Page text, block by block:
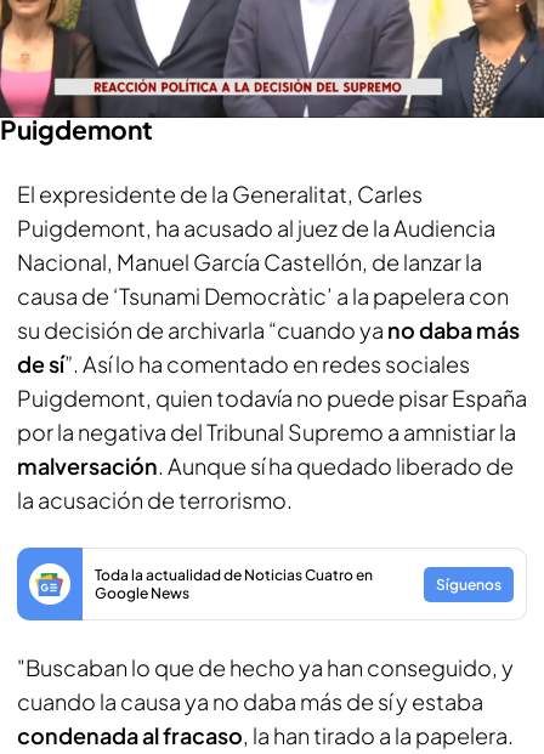
Alvise Pérez
“La causa ya no daba más de sí y estaba
condenada al fracaso”, señala Carles
Puigdemont
El expresidente de la Generalitat, Carles
Puigdemont, ha acusado al juez de la Audiencia
Nacional, Manuel García Castellón, de lanzar la
causa de ‘Tsunami Democràtic’ a la papelera con
su decisión de archivarla “cuando ya no daba más
de sí”. Así lo ha comentado en redes sociales
Puigdemont, quien todavía no puede pisar España
por la negativa del Tribunal Supremo a amnistiar la
malversación. Aunque sí ha quedado liberado de
la acusación de terrorismo.
Toda la actualidad de Noticias Cuatro en
Google News
Síguenos
"Buscaban lo que de hecho ya han conseguido, y
cuando la causa ya no daba más de sí y estaba
condenada al fracaso, la han tirado a la papelera.